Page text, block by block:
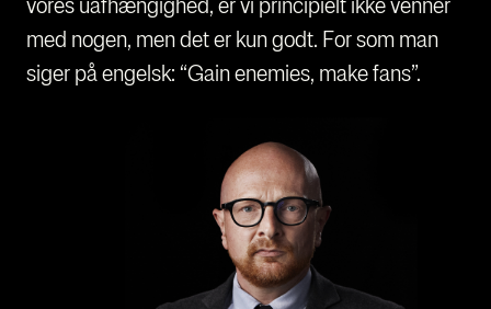
vores uaf­hæn­gig­hed, er vi prin­ci­pi­elt ikke ven­ner
med nogen, men det er kun godt. For som man
siger på engelsk: “Gain ene­mies, make fans”.